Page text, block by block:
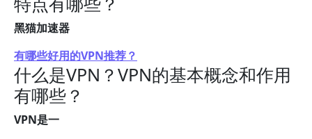
黑猫加速器
有哪些好用的VPN推荐？
什么是VPN？VPN的基本概念和作用
有哪些？
VPN是一